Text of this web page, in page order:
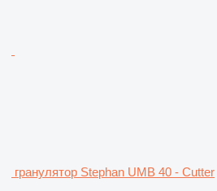
гранулятор Stephan UMB 40 - Cutter